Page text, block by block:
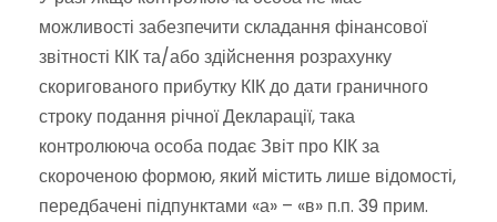
можливості забезпечити складання фінансової
звітності КІК та/або здійснення розрахунку
скоригованого прибутку КІК до дати граничного
строку подання річної Декларації, така
контролююча особа подає Звіт про КІК за
скороченою формою, який містить лише відомості,
передбачені підпунктами «а» – «в» п.п. 39 прим.